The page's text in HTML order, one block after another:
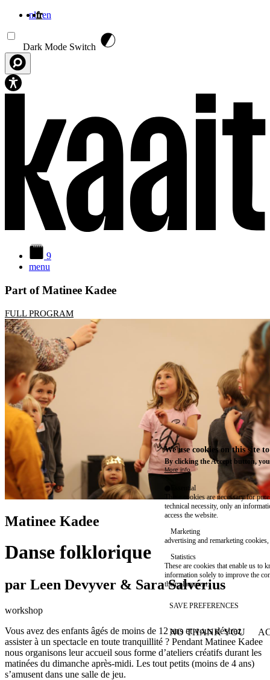
nlfren
Dark Mode Switch
9
menu
Part of Matinee Kadee
FULL PROGRAM
Matinee Kadee
Danse folklorique
par Leen Devyver & Sara Salvérius
workshop
Vous avez des enfants âgés de moins de 12 ans et vous désirez
assister à un spectacle en toute tranquillité ? Pendant Matinee Kadee
nous organisons leur accueil sous forme d’ateliers créatifs durant les
matinées du dimanche après-midi. Les tout petits (moins de 4 ans)
s’amusent dans une salle de jeu.
We use cookies on this site
By clicking the Accept button,
More info
Essential
These cookies are necessary for
technical necessity, only an
access the website.
Marketing
advertising and remarketing cookies,
Statistics
These are cookies that enable us to
information solely to improve the
their placement.
SAVE PREFERENCES
NO THANK YOU
WITHDRAW